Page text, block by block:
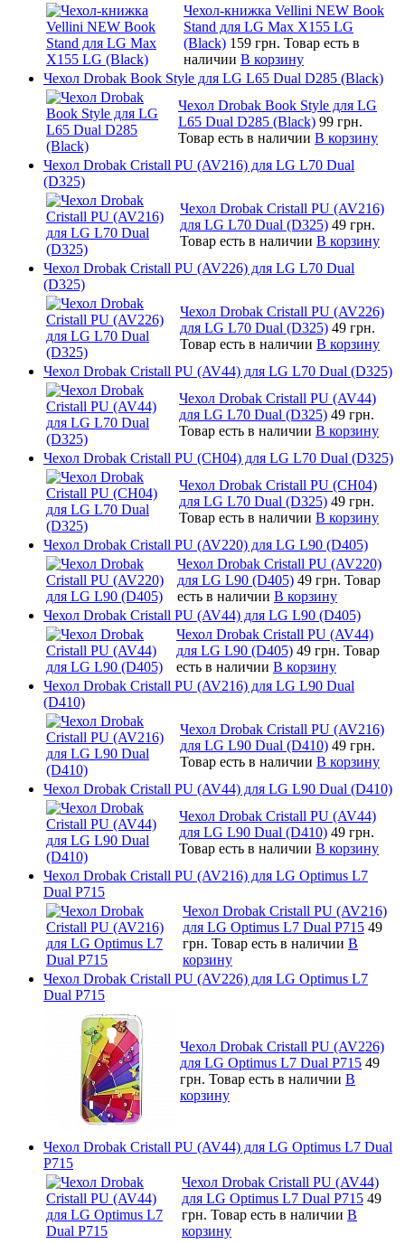
Чехол-книжка Vellini NEW Book
Stand для LG Max X155 LG
(Black) 159 грн. Товар есть в
наличии В корзину
Чехол Drobak Book Style для LG L65 Dual D285 (Black)
Чехол Drobak Book Style для LG
L65 Dual D285 (Black) 99 грн.
Товар есть в наличии В корзину
Чехол Drobak Cristall PU (AV216) для LG L70 Dual
(D325)
Чехол Drobak Cristall PU (AV216)
для LG L70 Dual (D325) 49 грн.
Товар есть в наличии В корзину
Чехол Drobak Cristall PU (AV226) для LG L70 Dual
(D325)
Чехол Drobak Cristall PU (AV226)
для LG L70 Dual (D325) 49 грн.
Товар есть в наличии В корзину
Чехол Drobak Cristall PU (AV44) для LG L70 Dual (D325)
Чехол Drobak Cristall PU (AV44)
для LG L70 Dual (D325) 49 грн.
Товар есть в наличии В корзину
Чехол Drobak Cristall PU (CH04) для LG L70 Dual (D325)
Чехол Drobak Cristall PU (CH04)
для LG L70 Dual (D325) 49 грн.
Товар есть в наличии В корзину
Чехол Drobak Cristall PU (AV220) для LG L90 (D405)
Чехол Drobak Cristall PU (AV220)
для LG L90 (D405) 49 грн. Товар
есть в наличии В корзину
Чехол Drobak Cristall PU (AV44) для LG L90 (D405)
Чехол Drobak Cristall PU (AV44)
для LG L90 (D405) 49 грн. Товар
есть в наличии В корзину
Чехол Drobak Cristall PU (AV216) для LG L90 Dual
(D410)
Чехол Drobak Cristall PU (AV216)
для LG L90 Dual (D410) 49 грн.
Товар есть в наличии В корзину
Чехол Drobak Cristall PU (AV44) для LG L90 Dual (D410)
Чехол Drobak Cristall PU (AV44)
для LG L90 Dual (D410) 49 грн.
Товар есть в наличии В корзину
Чехол Drobak Cristall PU (AV216) для LG Optimus L7
Dual P715
Чехол Drobak Cristall PU (AV216)
для LG Optimus L7 Dual P715 49
грн. Товар есть в наличии В
корзину
Чехол Drobak Cristall PU (AV226) для LG Optimus L7
Dual P715
Чехол Drobak Cristall PU (AV226)
для LG Optimus L7 Dual P715 49
грн. Товар есть в наличии В
корзину
Чехол Drobak Cristall PU (AV44) для LG Optimus L7 Dual
P715
Чехол Drobak Cristall PU (AV44)
для LG Optimus L7 Dual P715 49
грн. Товар есть в наличии В
корзину